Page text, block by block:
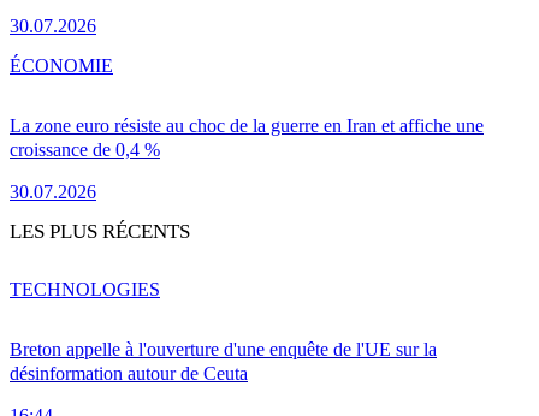
30.07.2026
La zone euro résiste au choc de la guerre en Iran et affiche une
croissance de 0,4 %
30.07.2026
ÉCONOMIE
LES PLUS RÉCENTS
Breton appelle à l'ouverture d'une enquête de l'UE sur la
désinformation autour de Ceuta
TECHNOLOGIES